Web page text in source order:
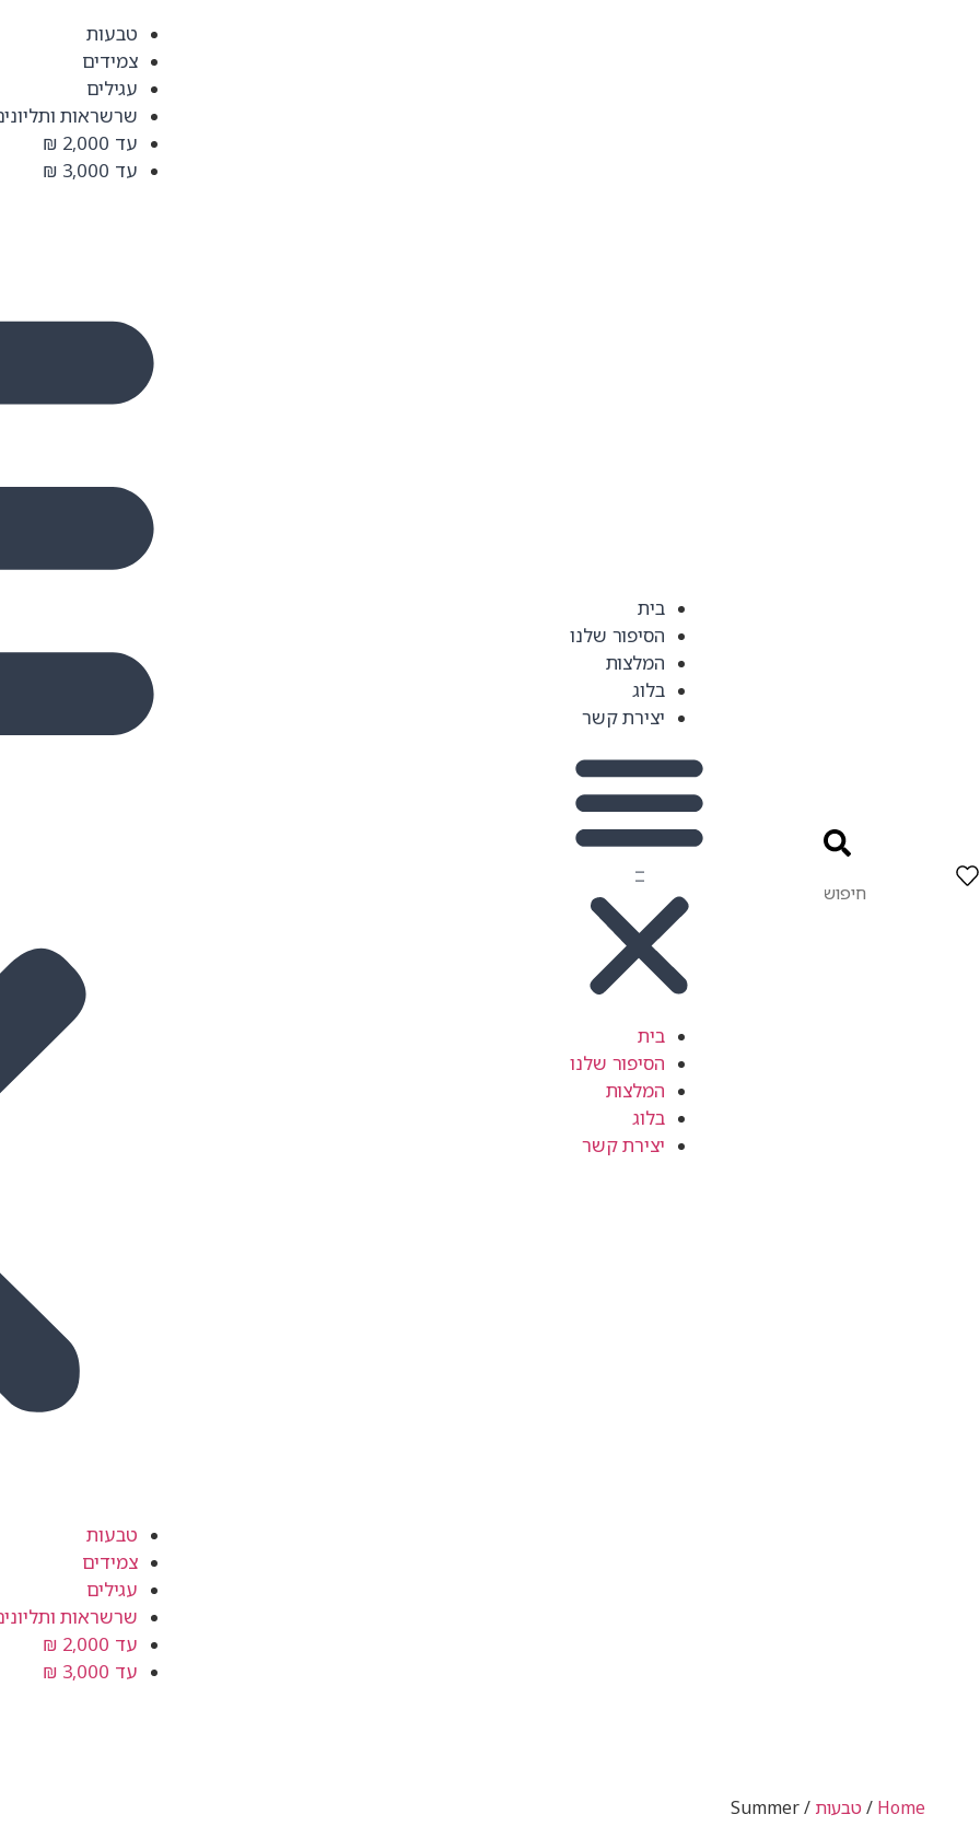
בית
הסיפור שלנו
המלצות
בלוג
יצירת קשר
בית
הסיפור שלנו
המלצות
בלוג
יצירת קשר
טבעות
צמידים
עגילים
שרשראות
עד 2,000 ₪
עד 3,000 ₪
טבעות
צמידים
עגילים
שרשראות
עד 2,000 ₪
עד 3,000 ₪
Home
/ טבעות / Summer